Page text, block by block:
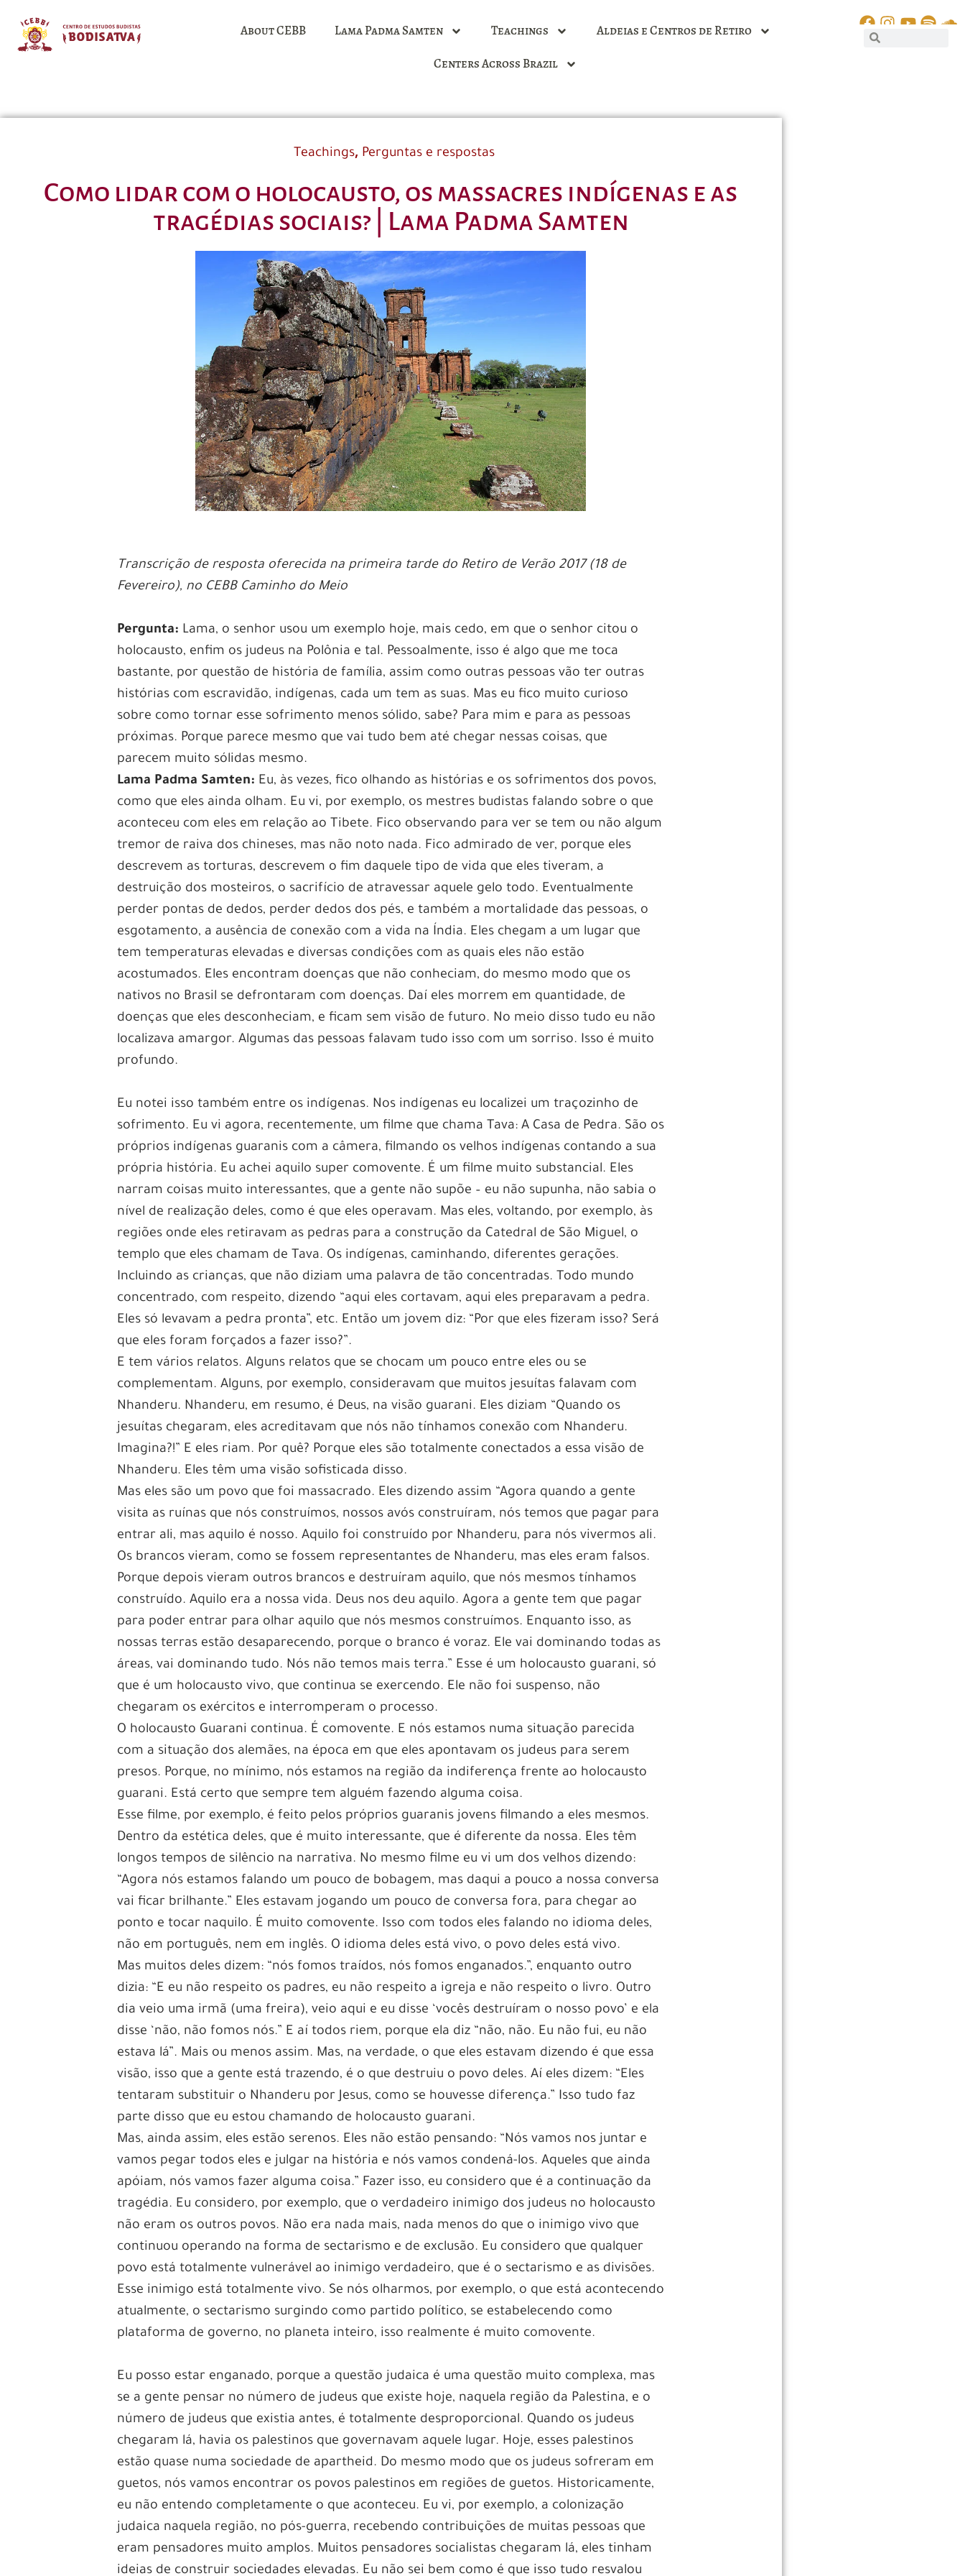
About CEBB Lama Padma Samten Teachings
Aldeias e Centros de Retiro
Centers Across Brazil
Teachings, Perguntas e respostas
Como lidar com o holocausto, os massacres indígenas e as
tragédias sociais? | Lama Padma Samten
Transcrição de resposta oferecida na primeira tarde do Retiro de Verão 2017 (18 de
Fevereiro), no CEBB Caminho do Meio
Pergunta: Lama, o senhor usou um exemplo hoje, mais cedo, em que o senhor citou o
holocausto, enfim os judeus na Polônia e tal. Pessoalmente, isso é algo que me toca
bastante, por questão de história de família, assim como outras pessoas vão ter outras
histórias com escravidão, indígenas, cada um tem as suas. Mas eu fico muito curioso
sobre como tornar esse sofrimento menos sólido, sabe? Para mim e para as pessoas
próximas. Porque parece mesmo que vai tudo bem até chegar nessas coisas, que
parecem muito sólidas mesmo.
Lama Padma Samten: Eu, às vezes, fico olhando as histórias e os sofrimentos dos povos,
como que eles ainda olham. Eu vi, por exemplo, os mestres budistas falando sobre o que
aconteceu com eles em relação ao Tibete. Fico observando para ver se tem ou não algum
tremor de raiva dos chineses, mas não noto nada. Fico admirado de ver, porque eles
descrevem as torturas, descrevem o fim daquele tipo de vida que eles tiveram, a
destruição dos mosteiros, o sacrifício de atravessar aquele gelo todo. Eventualmente
perder pontas de dedos, perder dedos dos pés, e também a mortalidade das pessoas, o
esgotamento, a ausência de conexão com a vida na Índia. Eles chegam a um lugar que
tem temperaturas elevadas e diversas condições com as quais eles não estão
acostumados. Eles encontram doenças que não conheciam, do mesmo modo que os
nativos no Brasil se defrontaram com doenças. Daí eles morrem em quantidade, de
doenças que eles desconheciam, e ficam sem visão de futuro. No meio disso tudo eu não
localizava amargor. Algumas das pessoas falavam tudo isso com um sorriso. Isso é muito
profundo.
Eu notei isso também entre os indígenas. Nos indígenas eu localizei um traçozinho de
sofrimento. Eu vi agora, recentemente, um filme que chama Tava: A Casa de Pedra. São os
próprios indígenas guaranis com a câmera, filmando os velhos indígenas contando a sua
própria história. Eu achei aquilo super comovente. É um filme muito substancial. Eles
narram coisas muito interessantes, que a gente não supõe – eu não supunha, não sabia o
nível de realização deles, como é que eles operavam. Mas eles, voltando, por exemplo, às
regiões onde eles retiravam as pedras para a construção da Catedral de São Miguel, o
templo que eles chamam de Tava. Os indígenas, caminhando, diferentes gerações.
Incluindo as crianças, que não diziam uma palavra de tão concentradas. Todo mundo
concentrado, com respeito, dizendo “aqui eles cortavam, aqui eles preparavam a pedra.
Eles só levavam a pedra pronta”, etc. Então um jovem diz: “Por que eles fizeram isso? Será
que eles foram forçados a fazer isso?”.
E tem vários relatos. Alguns relatos que se chocam um pouco entre eles ou se
complementam. Alguns, por exemplo, consideravam que muitos jesuítas falavam com
Nhanderu. Nhanderu, em resumo, é Deus, na visão guarani. Eles diziam “Quando os
jesuítas chegaram, eles acreditavam que nós não tínhamos conexão com Nhanderu.
Imagina?!” E eles riam. Por quê? Porque eles são totalmente conectados a essa visão de
Nhanderu. Eles têm uma visão sofisticada disso.
Mas eles são um povo que foi massacrado. Eles dizendo assim “Agora quando a gente
visita as ruínas que nós construímos, nossos avós construíram, nós temos que pagar para
entrar ali, mas aquilo é nosso. Aquilo foi construído por Nhanderu, para nós vivermos ali.
Os brancos vieram, como se fossem representantes de Nhanderu, mas eles eram falsos.
Porque depois vieram outros brancos e destruíram aquilo, que nós mesmos tínhamos
construído. Aquilo era a nossa vida. Deus nos deu aquilo. Agora a gente tem que pagar
para poder entrar para olhar aquilo que nós mesmos construímos. Enquanto isso, as
nossas terras estão desaparecendo, porque o branco é voraz. Ele vai dominando todas as
áreas, vai dominando tudo. Nós não temos mais terra.” Esse é um holocausto guarani, só
que é um holocausto vivo, que continua se exercendo. Ele não foi suspenso, não
chegaram os exércitos e interromperam o processo.
O holocausto Guarani continua. É comovente. E nós estamos numa situação parecida
com a situação dos alemães, na época em que eles apontavam os judeus para serem
presos. Porque, no mínimo, nós estamos na região da indiferença frente ao holocausto
guarani. Está certo que sempre tem alguém fazendo alguma coisa.
Esse filme, por exemplo, é feito pelos próprios guaranis jovens filmando a eles mesmos.
Dentro da estética deles, que é muito interessante, que é diferente da nossa. Eles têm
longos tempos de silêncio na narrativa. No mesmo filme eu vi um dos velhos dizendo:
“Agora nós estamos falando um pouco de bobagem, mas daqui a pouco a nossa conversa
vai ficar brilhante.” Eles estavam jogando um pouco de conversa fora, para chegar ao
ponto e tocar naquilo. É muito comovente. Isso com todos eles falando no idioma deles,
não em português, nem em inglês. O idioma deles está vivo, o povo deles está vivo.
Mas muitos deles dizem: “nós fomos traídos, nós fomos enganados.”, enquanto outro
dizia: “E eu não respeito os padres, eu não respeito a igreja e não respeito o livro. Outro
dia veio uma irmã (uma freira), veio aqui e eu disse ‘vocês destruíram o nosso povo’ e ela
disse ‘não, não fomos nós.” E aí todos riem, porque ela diz “não, não. Eu não fui, eu não
estava lá”. Mais ou menos assim. Mas, na verdade, o que eles estavam dizendo é que essa
visão, isso que a gente está trazendo, é o que destruiu o povo deles. Aí eles dizem: “Eles
tentaram substituir o Nhanderu por Jesus, como se houvesse diferença.” Isso tudo faz
parte disso que eu estou chamando de holocausto guarani.
Mas, ainda assim, eles estão serenos. Eles não estão pensando: “Nós vamos nos juntar e
vamos pegar todos eles e julgar na história e nós vamos condená-los. Aqueles que ainda
apóiam, nós vamos fazer alguma coisa.” Fazer isso, eu considero que é a continuação da
tragédia. Eu considero, por exemplo, que o verdadeiro inimigo dos judeus no holocausto
não eram os outros povos. Não era nada mais, nada menos do que o inimigo vivo que
continuou operando na forma de sectarismo e de exclusão. Eu considero que qualquer
povo está totalmente vulnerável ao inimigo verdadeiro, que é o sectarismo e as divisões.
Esse inimigo está totalmente vivo. Se nós olharmos, por exemplo, o que está acontecendo
atualmente, o sectarismo surgindo como partido político, se estabelecendo como
plataforma de governo, no planeta inteiro, isso realmente é muito comovente.
Eu posso estar enganado, porque a questão judaica é uma questão muito complexa, mas
se a gente pensar no número de judeus que existe hoje, naquela região da Palestina, e o
número de judeus que existia antes, é totalmente desproporcional. Quando os judeus
chegaram lá, havia os palestinos que governavam aquele lugar. Hoje, esses palestinos
estão quase numa sociedade de apartheid. Do mesmo modo que os judeus sofreram em
guetos, nós vamos encontrar os povos palestinos em regiões de guetos. Historicamente,
eu não entendo completamente o que aconteceu. Eu vi, por exemplo, a colonização
judaica naquela região, no pós-guerra, recebendo contribuições de muitas pessoas que
eram pensadores muito amplos. Muitos pensadores socialistas chegaram lá, eles tinham
ideias de construir sociedades elevadas. Eu não sei bem como é que isso tudo resvalou